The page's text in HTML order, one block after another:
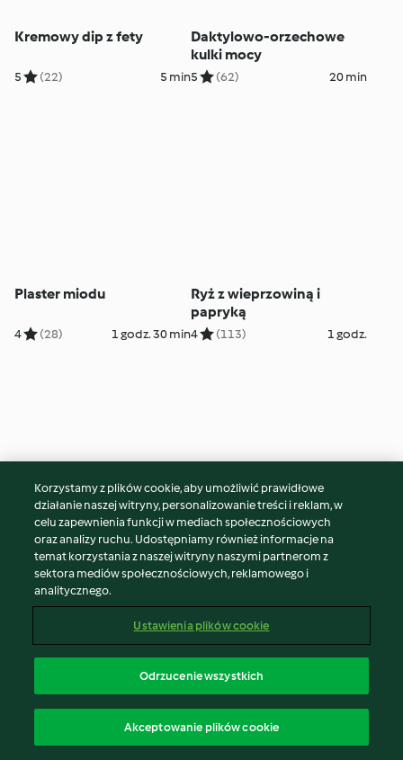
Kremowy dip z fety
5 (22) 5 min
Daktylowo-orzechowe
kulki mocy
5 (62) 20 min
Plaster miodu
4 (28) 1 godz. 30 min
Ryż z wieprzowiną i
papryką
4 (113) 1 godz.
Zupa z ravioli i wołowiną
(11)
Cynamonki na parze
Korzystamy z plików cookie, aby umożliwić prawidłowe
działanie naszej witryny, personalizowanie treści i reklam, w
celu zapewnienia funkcji w mediach społecznościowych
oraz analizy ruchu. Udostępniamy również informacje na
temat korzystania z naszej witryny naszymi partnerom z
sektora mediów społecznościowych, reklamowego i
analitycznego.
Ustawienia plików cookie
Odrzucenie wszystkich
Akceptowanie plików cookie